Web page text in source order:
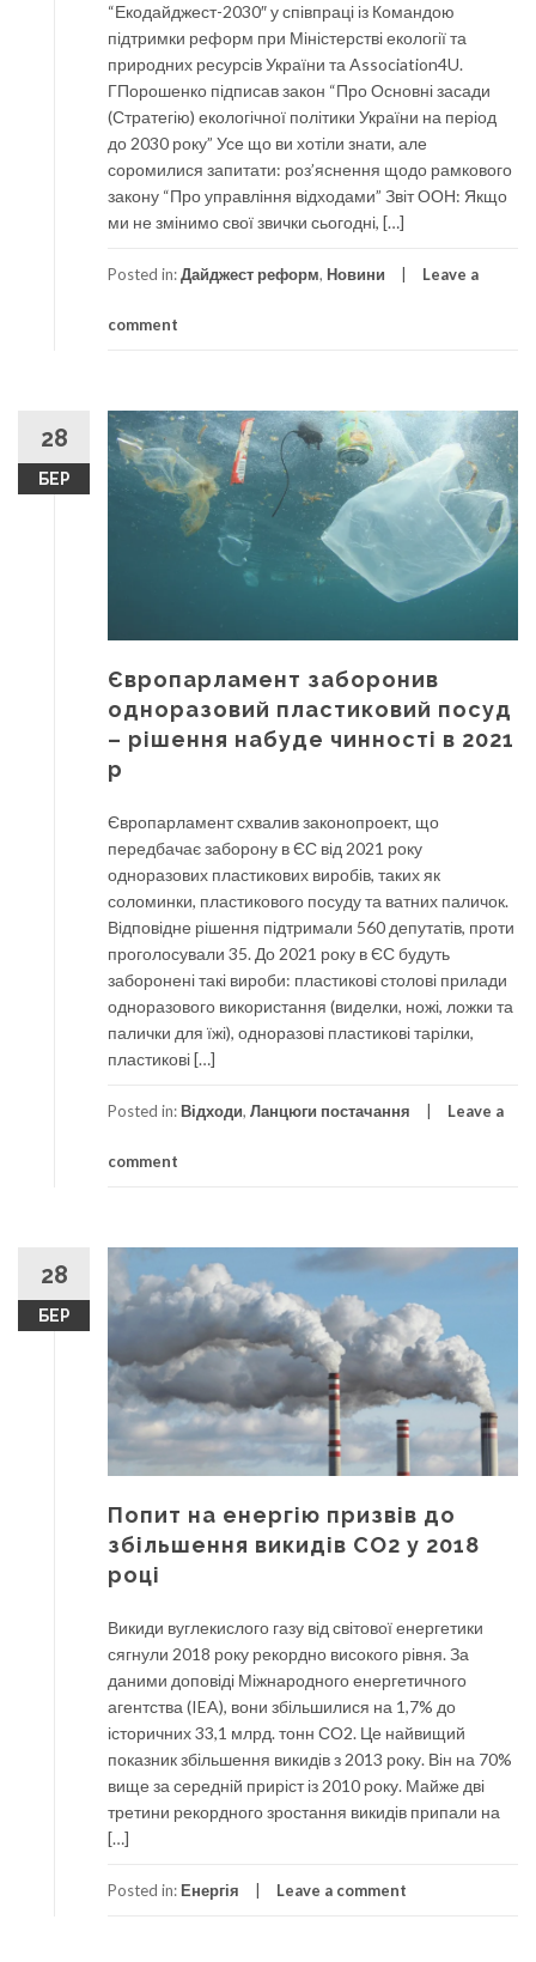
“Екодайджест-2030″ у співпраці із Командою
підтримки реформ при Міністерстві екології та
природних ресурсів України та Association4U.
ГПорошенко підписав закон “Про Основні засади
(Стратегію) екологічної політики України на період
до 2030 року” Усе що ви хотіли знати, але
соромилися запитати: роз’яснення щодо рамкового
закону “Про управління відходами” Звіт ООН: Якщо
ми не змінимо свої звички сьогодні, […]
Posted in:Дайджест реформ, Новини Leave a
comment
28
БЕР
Європарламент заборонив
одноразовий пластиковий посуд
– рішення набуде чинності в 2021
р
Європарламент схвалив законопроект, що
передбачає заборону в ЄС від 2021 року
одноразових пластикових виробів, таких як
соломинки, пластикового посуду та ватних паличок.
Відповідне рішення підтримали 560 депутатів, проти
проголосували 35. До 2021 року в ЄС будуть
заборонені такі вироби: пластикові столові прилади
одноразового використання (виделки, ножі, ложки та
палички для їжі), одноразові пластикові тарілки,
пластикові […]
Posted in: Відходи, Ланцюги постачання Leave a
comment
28
БЕР
Попит на енергію призвів до
збільшення викидів CO2 у 2018
році
Викиди вуглекислого газу від світової енергетики
сягнули 2018 року рекордно високого рівня. За
даними доповіді Міжнародного енергетичного
агентства (IEA), вони збільшилися на 1,7% до
історичних 33,1 млрд. тонн СО2. Це найвищий
показник збільшення викидів з 2013 року. Він на 70%
вище за середній приріст із 2010 року. Майже дві
третини рекордного зростання викидів припали на
[…]
Posted in: Енергія Leave a comment